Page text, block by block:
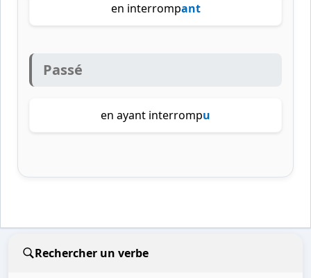
en interrompant
Passé
en ayant interrompu
Rechercher un verbe